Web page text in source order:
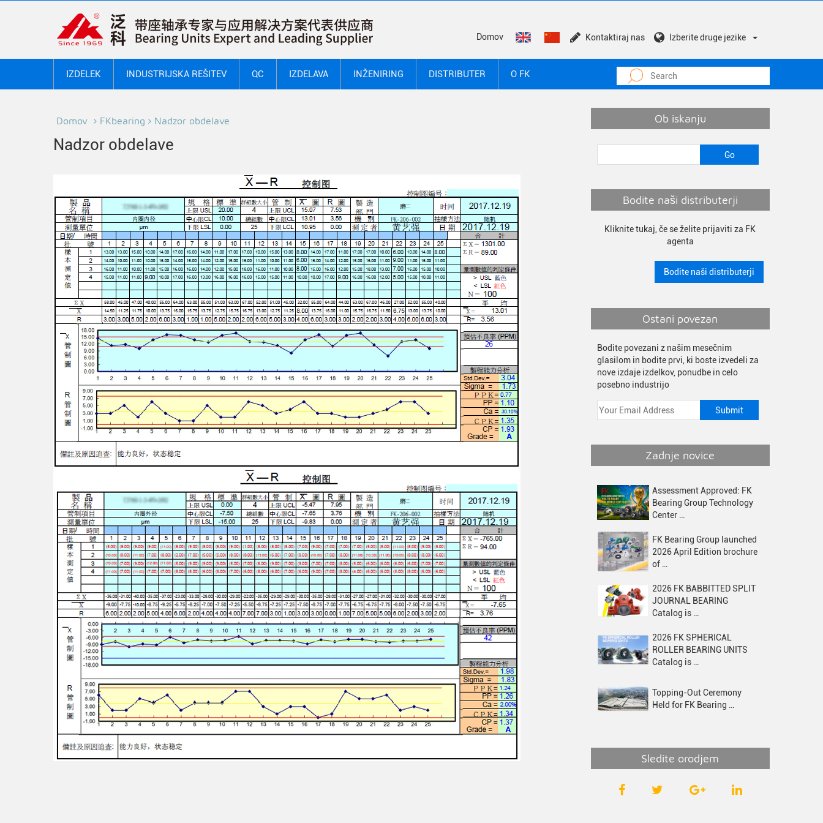
Domov Kontaktiraj nas Izberite druge jezike
IZDELEK INDUSTRIJSKA REŠITEV QC IZDELAVA INŽENIRING DISTRIBUTER O FK
Domov FKbearing Nadzor obdelave
Nadzor obdelave
Ob iskanju
Bodite naši distributerji
Kliknite tukaj, če se želite prijaviti za FK
agenta
Bodite naši distributerji
Ostani povezan
Bodite povezani z našim mesečnim
glasilom in bodite prvi, ki boste izvedeli za
nove izdaje izdelkov, ponudbe in celo
posebno industrijo
Zadnje novice
Assessment Approved: FK
Bearing Group Technology
Center …
FK Bearing Group launched
2026 April Edition brochure
of …
2026 FK BABBITTED SPLIT
JOURNAL BEARING
Catalog is …
2026 FK SPHERICAL
ROLLER BEARING UNITS
Catalog is …
Topping-Out Ceremony
Held for FK Bearing …
Sledite orodjem